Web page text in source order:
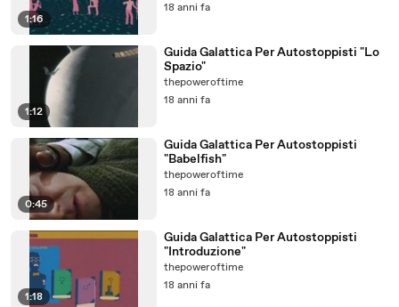
1:16
18 anni fa
1:12
Guida Galattica Per Autostoppisti "Lo
Spazio"
thepoweroftime
18 anni fa
0:45
Guida Galattica Per Autostoppisti
"Babelfish"
thepoweroftime
18 anni fa
1:18
Guida Galattica Per Autostoppisti
"Introduzione"
thepoweroftime
18 anni fa